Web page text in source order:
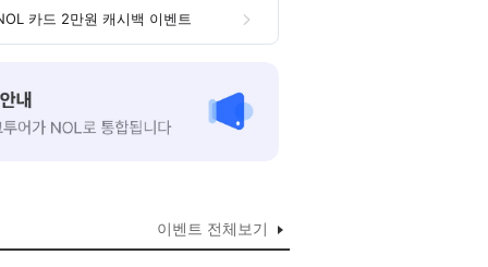
카드 2만원 캐시백 이벤트
이벤트 전체보기